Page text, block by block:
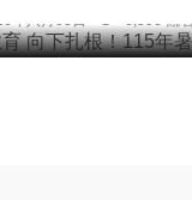
年八月03日 6,396 觀看